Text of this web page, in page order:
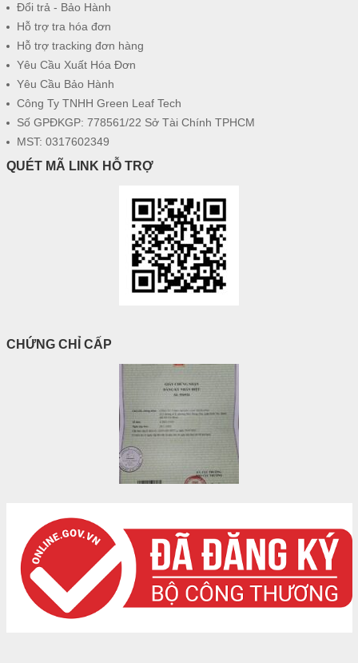
Đổi trả - Bảo Hành
Hỗ trợ tra hóa đơn
Hỗ trợ tracking đơn hàng
Yêu Cầu Xuất Hóa Đơn
Yêu Cầu Bảo Hành
Công Ty TNHH Green Leaf Tech
Số GPĐKGP: 778561/22 Sở Tài Chính TPHCM
MST: 0317602349
QUÉT MÃ LINK HỖ TRỢ
CHỨNG CHỈ CẤP